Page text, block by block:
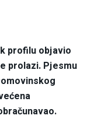
profilu objavio
prolazi. Pjesmu